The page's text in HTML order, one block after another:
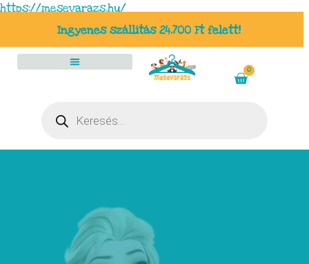
https://mesevarazs.hu/
Ingyenes szállítás 24.700 Ft felett!
0